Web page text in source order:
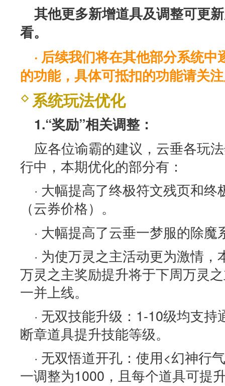
其他更多新增道具及调整可更
看。
· 后续我们将在其他部分系统
的功能，具体可抵扣的功能请关
系统玩法优化
1.“奖励”相关调整：
应各位谕霸的建议，云垂各玩
行中，本期优化的部分有：
· 大幅提高了终极符文残页和
（云券价格）。
· 大幅提高了云垂一梦服的除
· 为使万灵之主活动更为激情
万灵之主奖励提升将于下周万灵
一并上线。
· 无双技能升级：1-10级均支
断章道具提升技能等级。
· 无双悟道开孔：使用<幻神行
一调整为1000，且每个道具可提